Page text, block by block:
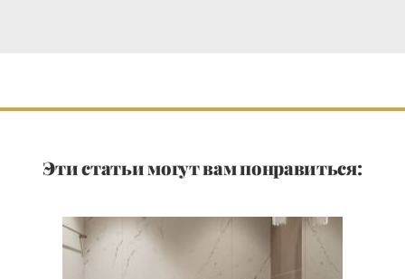
Эти статьи могут вам понравиться: